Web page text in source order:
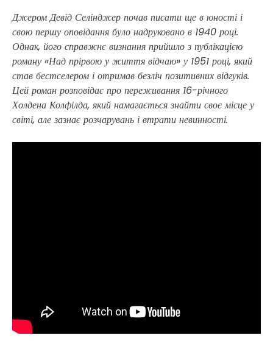
Джером Девід Селінджер почав писати ще в юності і
свою першу оповідання було надруковано в 1940 році.
Однак, його справжнє визнання прийшло з публікацією
роману «Над прірвою у життя відчаю» у 1951 році, який
став бестселером і отримав безліч позитивних відгуків.
Цей роман розповідає про переживання 16-річного
Холдена Колфілда, який намагається знайти своє місце у
світі, але зазнає розчарувань і втрати невинності.